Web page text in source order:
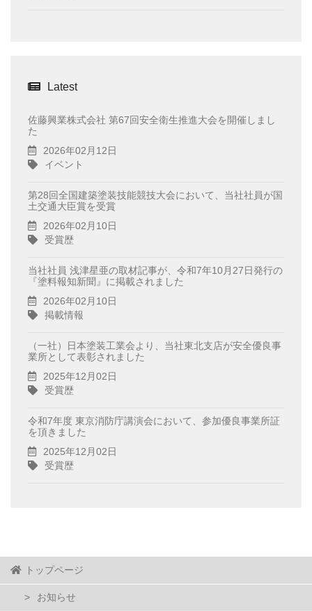
Latest
佐藤興業株式会社 第67回安全衛生推進大会を開催しまし
た
2026年02月12日
イベント
第28回全国建築塗装技能競技大会において、当社社員が国
土交通大臣賞を受賞
2026年02月10日
受賞歴
当社社員 浅津星亜の取材記事が、令和7年10月27日発行の
『塗料報知新聞』に掲載されました
2026年02月10日
掲載情報
（一社）日本塗装工業会より、当社東北支店が安全優良事
業所として表彰されました
2025年12月02日
受賞歴
令和7年度 東京消防庁講演会において、参加優良事業所証
を頂きました
2025年12月02日
受賞歴
トップページ
お知らせ